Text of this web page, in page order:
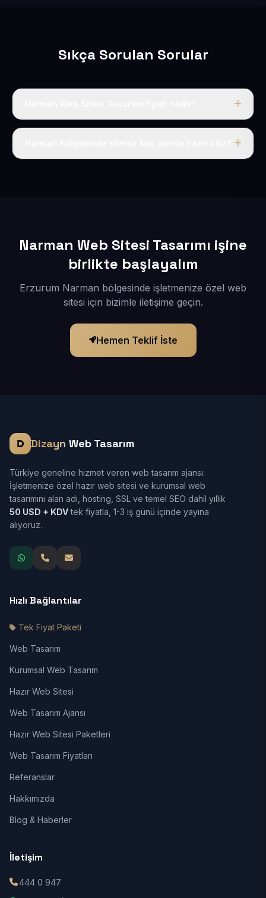
Sıkça Sorulan Sorular
Tek fiyat uygulanır: yıllık 50 USD + KDV. Bu bedele alan
Narman Web Sitesi Tasarımı işine
birlikte başlayalım
Erzurum Narman bölgesinde işletmenize özel web
sitesi için bizimle iletişime geçin.
Hemen Teklif İste
Dizayn Web Tasarım
Türkiye geneline hizmet veren web tasarım ajansı.
İşletmenize özel hazır web sitesi ve kurumsal web
tasarımını alan adı, hosting, SSL ve temel SEO dahil yıllık
50 USD + KDVtek fiyatla, 1-3 iş günü içinde yayına
alıyoruz.
Hızlı Bağlantılar
Tek Fiyat Paketi
Web Tasarım
Kurumsal Web Tasarım
Hazır Web Sitesi
Web Tasarım Ajansı
Hazır Web Sitesi Paketleri
Web Tasarım Fiyatları
Referanslar
Hakkımızda
Blog & Haberler
İletişim
444 0 947